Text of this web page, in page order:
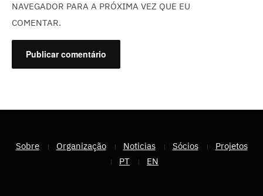
NAVEGADOR PARA A PRÓXIMA VEZ QUE EU
COMENTAR.
Sobre Organização Noticias Sócios
Projetos
PT
EN